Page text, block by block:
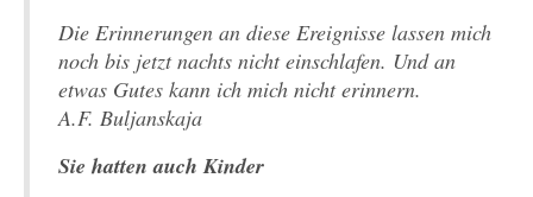
Die Erinnerungen an diese Ereignisse lassen mich
noch bis jetzt nachts nicht einschlafen. Und an
etwas Gutes kann ich mich nicht erinnern.
A.F. Buljanskaja
Sie hatten auch Kinder